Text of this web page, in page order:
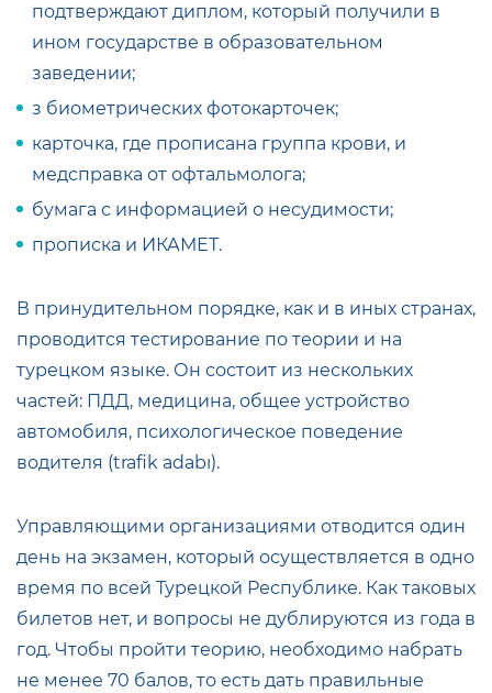
подтверждают диплом, который получили в
ином государстве в образовательном
заведении;
з биометрических фотокарточек;
карточка, где прописана группа крови, и
медсправка от офтальмолога;
бумага с информацией о несудимости;
прописка и ИКАМЕТ.
В принудительном порядке, как и в иных странах,
проводится тестирование по теории и на
турецком языке. Он состоит из нескольких
частей: ПДД, медицина, общее устройство
автомобиля, психологическое поведение
водителя (trafik adabı).
Управляющими организациями отводится один
день на экзамен, который осуществляется в одно
время по всей Турецкой Республике. Как таковых
билетов нет, и вопросы не дублируются из года в
год. Чтобы пройти теорию, необходимо набрать
не менее 70 балов, то есть дать правильные